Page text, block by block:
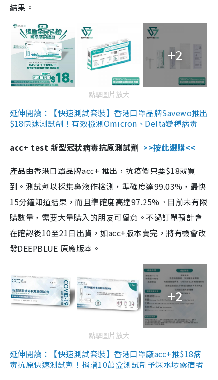
結果。
+2
點擊圖片放大
延伸閱讀：【快速測試套裝】香港口罩品牌Savewo推出
$18快速測試劑！有效檢測Omicron、Delta變種病毒
acc+ test 新型冠狀病毒抗原測試劑 >>按此選購<<
產品由香港口罩品牌acc+ 推出，抗疫價只要$18就買
到。測試劑以採集鼻液作檢測，準確度達99.03%，最快
15分鐘知道結果，而且準確度高達97.25%。目前未有限
購數量，需要大量購入的朋友可留意。不過訂單預計會
在確認後10至21日出貨，如acc+版本賣完，將有機會改
發DEEPBLUE 原廠版本。
+2
點擊圖片放大
延伸閱讀：【快速測試套裝】香港口罩廠acc+推$18病
毒抗原快速測試劑！捐贈10萬盒測試劑予深水埗露宿者